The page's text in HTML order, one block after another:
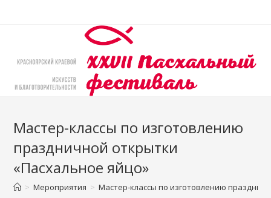
Мастер-классы по изготовлению
праздничной открытки
«Пасхальное яйцо»
> Мероприятия > Мастер-классы по изготовлению